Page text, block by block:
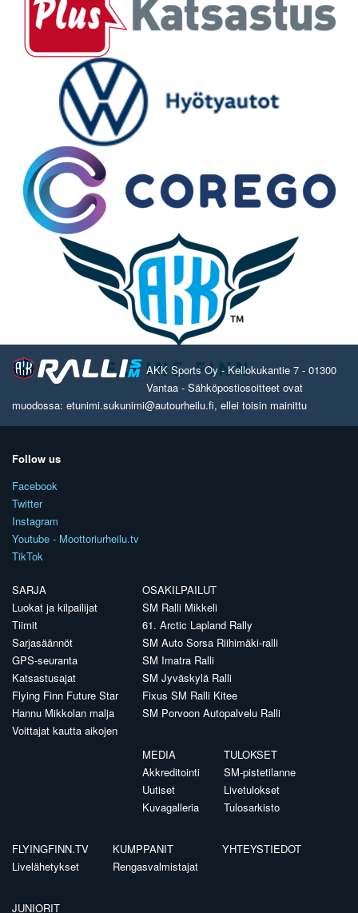
AKK Sports Oy - Kellokukantie 7 - 01300
Vantaa - Sähköpostiosoitteet ovat
muodossa: etunimi.sukunimi@autourheilu.fi, ellei toisin mainittu
Follow us
Facebook
Twitter
Instagram
Youtube - Moottoriurheilu.tv
TikTok
SARJA
Luokat ja kilpailijat
Tiimit
Sarjasäännöt
GPS-seuranta
Katsastusajat
Flying Finn Future Star
Hannu Mikkolan malja
Voittajat kautta aikojen
OSAKILPAILUT
SM Ralli Mikkeli
61. Arctic Lapland Rally
SM Auto Sorsa Riihimäki-ralli
SM Imatra Ralli
SM Jyväskylä Ralli
Fixus SM Ralli Kitee
SM Porvoon Autopalvelu Ralli
MEDIA
Akkreditointi
Uutiset
Kuvagalleria
TULOKSET
SM-pistetilanne
Livetulokset
Tulosarkisto
FLYINGFINN.TV
Livelähetykset
KUMPPANIT
Rengasvalmistajat
YHTEYSTIEDOT
JUNIORIT